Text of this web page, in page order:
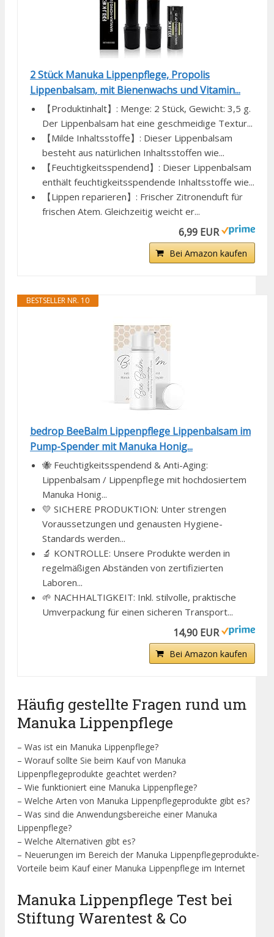
2 Stück Manuka Lippenpflege, Propolis
Lippenbalsam, mit Bienenwachs und Vitamin...
【Produktinhalt】: Menge: 2 Stück, Gewicht: 3,5 g.
Der Lippenbalsam hat eine geschmeidige Textur...
【Milde Inhaltsstoffe】: Dieser Lippenbalsam
besteht aus natürlichen Inhaltsstoffen wie...
【Feuchtigkeitsspendend】: Dieser Lippenbalsam
enthält feuchtigkeitsspendende Inhaltsstoffe wie...
【Lippen reparieren】: Frischer Zitronenduft für
frischen Atem. Gleichzeitig weicht er...
6,99 EUR
Bei Amazon kaufen
BESTSELLER NR. 10
bedrop BeeBalm Lippenpflege Lippenbalsam im
Pump-Spender mit Manuka Honig...
🐝 Feuchtigkeitsspendend & Anti-Aging:
Lippenbalsam / Lippenpflege mit hochdosiertem
Manuka Honig...
💛 SICHERE PRODUKTION: Unter strengen
Voraussetzungen und genausten Hygiene-
Standards werden...
🔬 KONTROLLE: Unsere Produkte werden in
regelmäßigen Abständen von zertifizierten
Laboren...
🌱 NACHHALTIGKEIT: Inkl. stilvolle, praktische
Umverpackung für einen sicheren Transport...
14,90 EUR
Bei Amazon kaufen
Häufig gestellte Fragen rund um
Manuka Lippenpflege
– Was ist ein Manuka Lippenpflege?
– Worauf sollte Sie beim Kauf von Manuka
Lippenpflegeprodukte geachtet werden?
– Wie funktioniert eine Manuka Lippenpflege?
– Welche Arten von Manuka Lippenpflegeprodukte gibt es?
– Was sind die Anwendungsbereiche einer Manuka
Lippenpflege?
– Welche Alternativen gibt es?
– Neuerungen im Bereich der Manuka Lippenpflegeprodukte-
Vorteile beim Kauf einer Manuka Lippenpflege im Internet
Manuka Lippenpflege Test bei
Stiftung Warentest & Co